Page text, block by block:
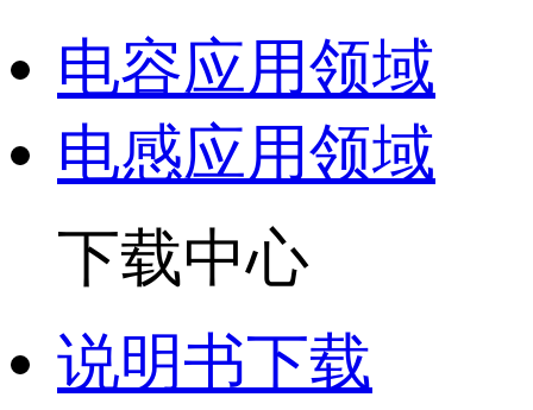
电容应用领域
电感应用领域
下载中心
说明书下载